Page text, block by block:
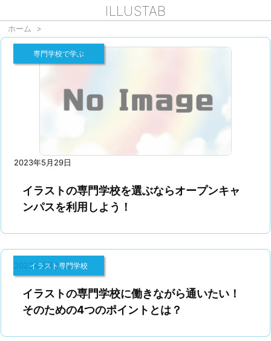
ILLUSTAB
ホーム >
2023年5月29日
専門学校で学ぶ
イラストの専門学校を選ぶならオープンキャ
ンパスを利用しよう！
2023年5月22日
イラスト専門学校
イラストの専門学校に働きながら通いたい！
そのための4つのポイントとは？